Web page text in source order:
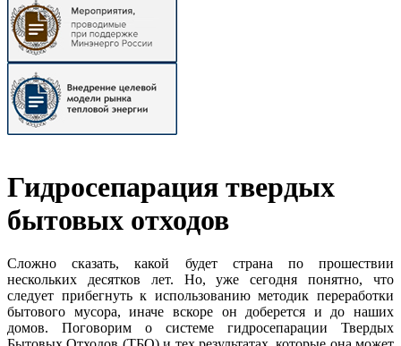
Гидросепарация твердых
бытовых отходов
Сложно сказать, какой будет страна по прошествии
нескольких десятков лет. Но, уже сегодня понятно, что
следует прибегнуть к использованию методик переработки
бытового мусора, иначе вскоре он доберется и до наших
домов. Поговорим о системе гидросепарации Твердых